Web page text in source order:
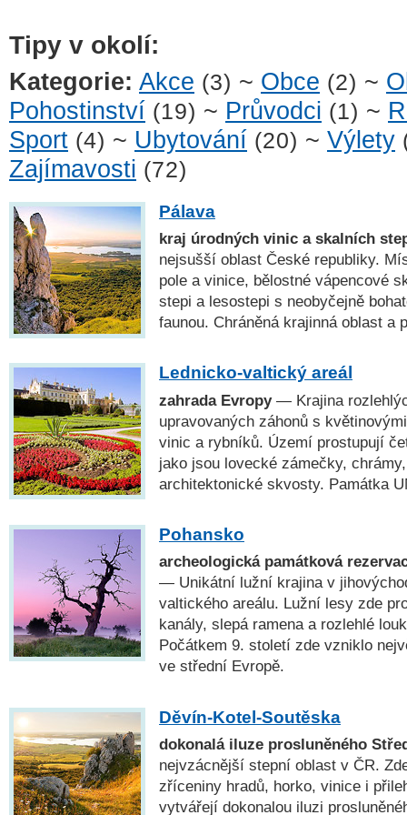
Tipy v okolí:
Kategorie: Akce (3) ~ Obce (2) ~
Pohostinství (19) ~ Průvodci (1) ~
Sport (4) ~ Ubytování (20) ~ Výlety
Zajímavosti (72)
Pálava
kraj úrodných vinic a skalních
nejsušší oblast České republiky.
pole a vinice, bělostné vápencové
stepi a lesostepi s neobyčejně
faunou. Chráněná krajinná oblast a
Lednicko-valtický areál
zahrada Evropy— Krajina
upravovaných záhonů s
vinic a rybníků. Území prostupují
jako jsou lovecké zámečky,
architektonické skvosty. Památka
Pohansko
archeologická památková
— Unikátní lužní krajina v
valtického areálu. Lužní lesy zde
kanály, slepá ramena a rozlehlé
Počátkem 9. století zde vzniklo
ve střední Evropě.
Děvín-Kotel-Soutěska
dokonalá iluze prosluněného
nejvzácnější stepní oblast v ČR.
zříceniny hradů, horko, vinice i
vytvářejí dokonalou iluzi